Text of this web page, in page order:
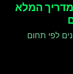
המלא
לפי תחום